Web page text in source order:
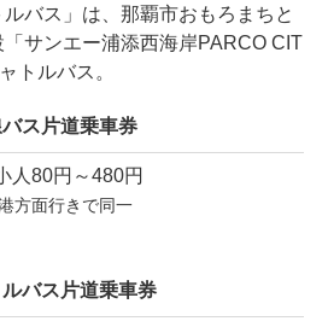
ルバス」は、那覇市おもろまちと
サンエー浦添西海岸PARCO CIT
トルバス。
ス片道乗車券
人80円～480円
方面行きで同一
バス片道乗車券